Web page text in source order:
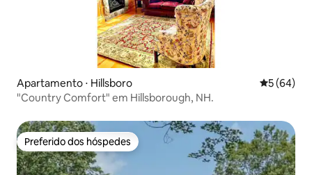
Apartamento ⋅ Hillsboro 5 de uma
5 (64)
"Country Comfort" em Hillsborough, NH.
Preferido dos hóspedes
Preferido dos hóspedes